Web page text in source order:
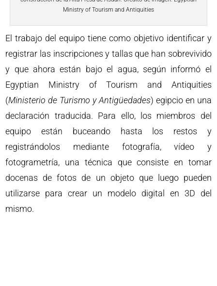
Ministry of Tourism and Antiquities
El trabajo del equipo tiene como objetivo identificar y
registrar las inscripciones y tallas que han sobrevivido
y que ahora están bajo el agua, según informó el
Egyptian Ministry of Tourism and Antiquities
(Ministerio de Turismo y Antigüedades) egipcio en una
declaración traducida. Para ello, los miembros del
equipo están buceando hasta los restos y
registrándolos mediante fotografía, vídeo y
fotogrametría, una técnica que consiste en tomar
docenas de fotos de un objeto que luego pueden
utilizarse para crear un modelo digital en 3D del
mismo.